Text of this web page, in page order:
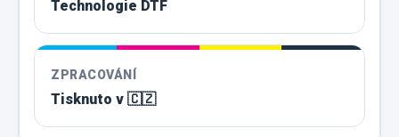
Technologie DTF
ZPRACOVÁNÍ
Tisknuto v 🇨🇿